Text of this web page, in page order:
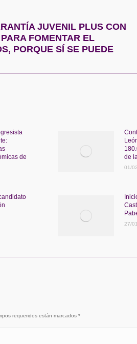
JUVENIL PLUS CON
FOMENTAR EL
PORQUE SÍ SE PUEDE
de
de
01/
27/
requeridos están marcados *